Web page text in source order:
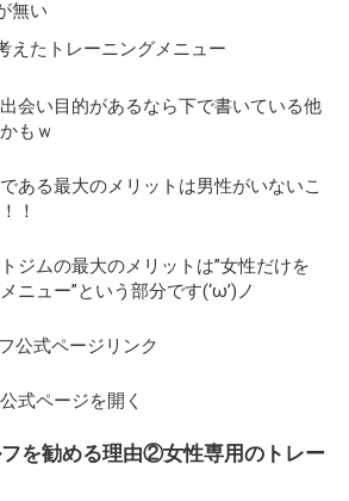
無い
えたトレーニングメニュー
会い目的があるなら下で書いている他
もｗ
ある最大のメリットは男性がいないこ
！
ジムの最大のメリットは”女性だけを
ニュー”という部分です(‘ω’)ノ
公式ページリンク
式ページを開く
を勧める理由②女性専用のトレー